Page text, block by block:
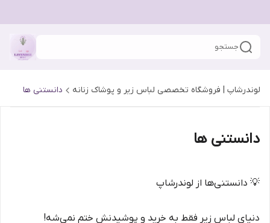
جستجو
لوندرشاپ | فروشگاه تخصصی لباس زیر و پوشاک زنانه دانستنی ها
دانستنی ها
💡 دانستنی‌ها از لوندرشاپ
دنیای لباس زیر فقط به خرید و پوشیدنش ختم نمی‌شه!